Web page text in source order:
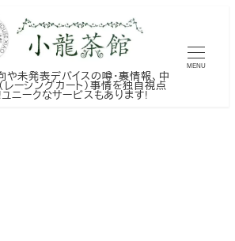
未発表デバイスの噂・裏情報、中
レーシングカート）事情を独自視点
ニークなサービスもあります!
MENU